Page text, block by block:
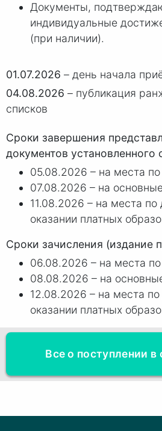
Документы,
индивидуальные
(при наличии).
01.07.2026 – день начала
04.08.2026 – публикация
списков
Сроки завершения
документов установленного
05.08.2026 – на места
07.08.2026 – на
11.08.2026 – на места
оказании платных
Сроки зачисления (издание
06.08.2026 – на места
08.08.2026 – на
12.08.2026 – на места
оказании платных
Все о поступлении в